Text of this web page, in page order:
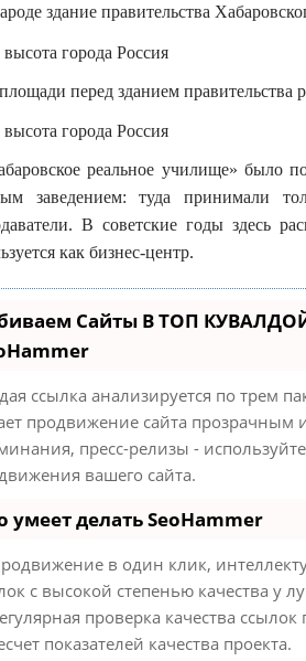
здание правительства
перед зданием правительства
реальное училище» было
заведением: туда принимали
В советские годы здесь
как бизнес-центр.
Сайты В ТОП
ссылка анализируется по трем
продвижение сайта прозрачным
пресс-релизы -
вашего сайта.
умеет делать SeoHammer
в один клик,
с высокой степенью качества у
проверка качества
показателей качества проекта.